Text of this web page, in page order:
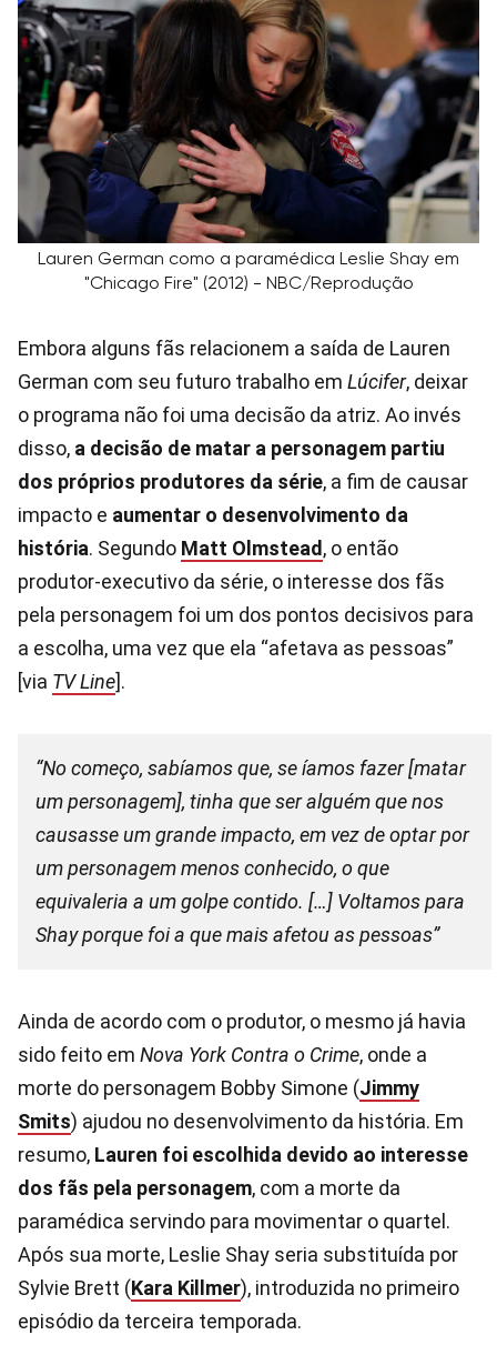
Lauren German como a paramédica Leslie Shay em
"Chicago Fire" (2012) - NBC/Reprodução
Embora alguns fãs relacionem a saída de Lauren
German com seu futuro trabalho em Lúcifer, deixar
o programa não foi uma decisão da atriz. Ao invés
disso, a decisão de matar a personagem partiu
dos próprios produtores da série, a fim de causar
impacto e aumentar o desenvolvimento da
história. Segundo Matt Olmstead, o então
produtor-executivo da série, o interesse dos fãs
pela personagem foi um dos pontos decisivos para
a escolha, uma vez que ela “afetava as pessoas”
[via TV Line].
“No começo, sabíamos que, se íamos fazer [matar
um personagem], tinha que ser alguém que nos
causasse um grande impacto, em vez de optar por
um personagem menos conhecido, o que
equivaleria a um golpe contido. […] Voltamos para
Shay porque foi a que mais afetou as pessoas”
Ainda de acordo com o produtor, o mesmo já havia
sido feito em Nova York Contra o Crime, onde a
morte do personagem Bobby Simone (Jimmy
Smits) ajudou no desenvolvimento da história. Em
resumo, Lauren foi escolhida devido ao interesse
dos fãs pela personagem, com a morte da
paramédica servindo para movimentar o quartel.
Após sua morte, Leslie Shay seria substituída por
Sylvie Brett (Kara Killmer), introduzida no primeiro
episódio da terceira temporada.